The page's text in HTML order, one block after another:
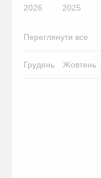
2026 2025
Переглянути все
Грудень Жовтень